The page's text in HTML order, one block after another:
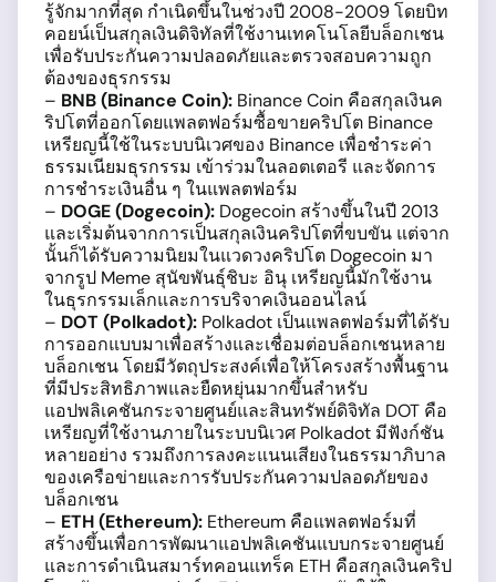
รู้จักมากที่สุด กำเนิดขึ้นในช่วงปี 2008-2009 โดยบิท
คอยน์เป็นสกุลเงินดิจิทัลที่ใช้งานเทคโนโลยีบล็อกเชน
เพื่อรับประกันความปลอดภัยและตรวจสอบความถูก
ต้องของธุรกรรม
– BNB (Binance Coin): Binance Coin คือสกุลเงินค
ริปโตที่ออกโดยแพลตฟอร์มซื้อขายคริปโต Binance
เหรียญนี้ใช้ในระบบนิเวศของ Binance เพื่อชำระค่า
ธรรมเนียมธุรกรรม เข้าร่วมในลอตเตอรี และจัดการ
การชำระเงินอื่น ๆ ในแพลตฟอร์ม
– DOGE (Dogecoin): Dogecoin สร้างขึ้นในปี 2013
และเริ่มต้นจากการเป็นสกุลเงินคริปโตที่ขบขัน แต่จาก
นั้นก็ได้รับความนิยมในแวดวงคริปโต Dogecoin มา
จากรูป Meme สุนัขพันธุ์ชิบะ อินุ เหรียญนี้มักใช้งาน
ในธุรกรรมเล็กและการบริจาคเงินออนไลน์
– DOT (Polkadot): Polkadot เป็นแพลตฟอร์มที่ได้รับ
การออกแบบมาเพื่อสร้างและเชื่อมต่อบล็อกเชนหลาย
บล็อกเชน โดยมีวัตถุประสงค์เพื่อให้โครงสร้างพื้นฐาน
ที่มีประสิทธิภาพและยืดหยุ่นมากขึ้นสำหรับ
แอปพลิเคชันกระจายศูนย์และสินทรัพย์ดิจิทัล DOT คือ
เหรียญที่ใช้งานภายในระบบนิเวศ Polkadot มีฟังก์ชัน
หลายอย่าง รวมถึงการลงคะแนนเสียงในธรรมาภิบาล
ของเครือข่ายและการรับประกันความปลอดภัยของ
บล็อกเชน
– ETH (Ethereum): Ethereum คือแพลตฟอร์มที่
สร้างขึ้นเพื่อการพัฒนาแอปพลิเคชันแบบกระจายศูนย์
และการดำเนินสมาร์ทคอนแทร็ค ETH คือสกุลเงินคริป